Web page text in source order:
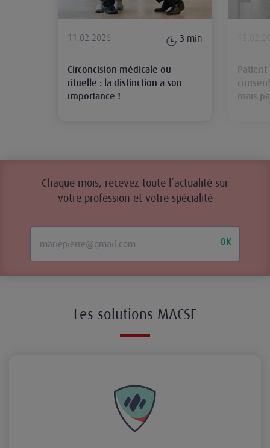
11.02.2026 3 min
Circoncision médicale ou
rituelle : la distinction a son
importance !
Patient
mais
Chaque mois, recevez toute l’actualité sur
votre profession et votre spécialité
OK
Les solutions MACSF